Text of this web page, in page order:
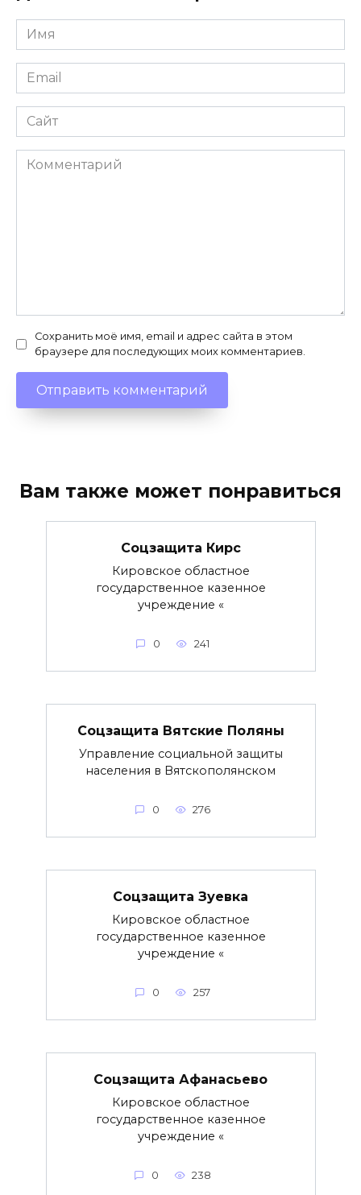
Имя
*
Email
*
Сайт
Комментарий
Сохранить моё имя, email и адрес сайта в этом
браузере для последующих моих комментариев.
Вам также может понравиться
Соцзащита Кирс
Кировское областное
государственное казенное
учреждение «
0 241
Соцзащита Вятские Поляны
Управление социальной защиты
населения в Вятскополянском
0 276
Соцзащита Зуевка
Кировское областное
государственное казенное
учреждение «
0 257
Соцзащита Афанасьево
Кировское областное
государственное казенное
учреждение «
0 238